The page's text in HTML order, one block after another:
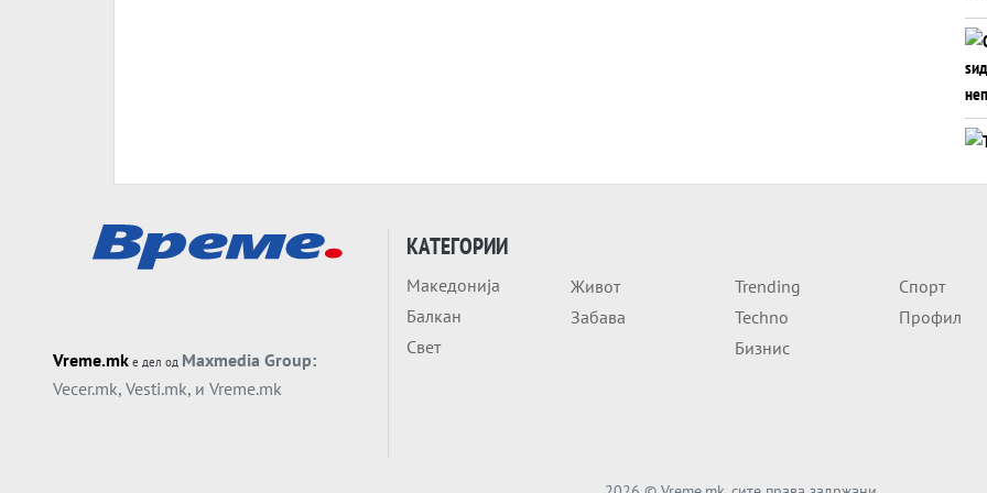
Vreme.mk е дел од Maxmedia Group:
Vecer.mk, Vesti.mk, и Vreme.mk
КАТЕГОРИИ
Македонија
Балкан
Свет
Живот
Забава
Trending
Techno
Бизнис
Спорт
Профил